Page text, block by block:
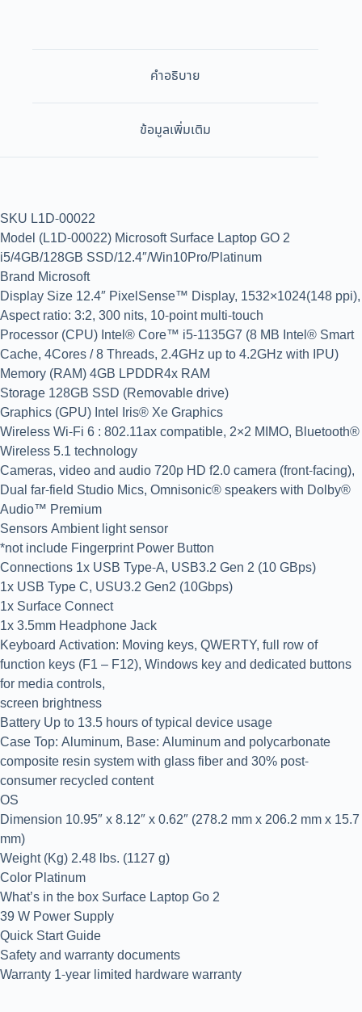
คำอธิบาย
ข้อมูลเพิ่มเติม
SKU L1D-00022
Model (L1D-00022) Microsoft Surface Laptop GO 2
i5/4GB/128GB SSD/12.4″/Win10Pro/Platinum
Brand Microsoft
Display Size 12.4″ PixelSense™ Display, 1532×1024(148 ppi),
Aspect ratio: 3:2, 300 nits, 10-point multi-touch
Processor (CPU) Intel® Core™ i5-1135G7 (8 MB Intel® Smart
Cache, 4Cores / 8 Threads, 2.4GHz up to 4.2GHz with IPU)
Memory (RAM) 4GB LPDDR4x RAM
Storage 128GB SSD (Removable drive)
Graphics (GPU) Intel Iris® Xe Graphics
Wireless Wi-Fi 6 : 802.11ax compatible, 2×2 MIMO, Bluetooth®
Wireless 5.1 technology
Cameras, video and audio 720p HD f2.0 camera (front-facing),
Dual far-field Studio Mics, Omnisonic® speakers with Dolby®
Audio™ Premium
Sensors Ambient light sensor
*not include Fingerprint Power Button
Connections 1x USB Type-A, USB3.2 Gen 2 (10 GBps)
1x USB Type C, USU3.2 Gen2 (10Gbps)
1x Surface Connect
1x 3.5mm Headphone Jack
Keyboard Activation: Moving keys, QWERTY, full row of
function keys (F1 – F12), Windows key and dedicated buttons
for media controls,
screen brightness
Battery Up to 13.5 hours of typical device usage
Case Top: Aluminum, Base: Aluminum and polycarbonate
composite resin system with glass fiber and 30% post-
consumer recycled content
OS
Dimension 10.95″ x 8.12″ x 0.62″ (278.2 mm x 206.2 mm x 15.7
mm)
Weight (Kg) 2.48 lbs. (1127 g)
Color Platinum
What’s in the box Surface Laptop Go 2
39 W Power Supply
Quick Start Guide
Safety and warranty documents
Warranty 1-year limited hardware warranty